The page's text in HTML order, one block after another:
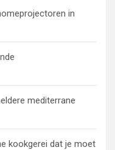
in
mediterrane
kookgerei dat je moet